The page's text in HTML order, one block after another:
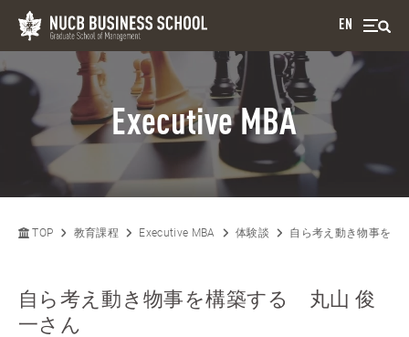
EN
Executive MBA
TOP 教育課程 Executive MBA 体験談 自ら考え動き物事を
自ら考え動き物事を構築する 丸山 俊
一さん